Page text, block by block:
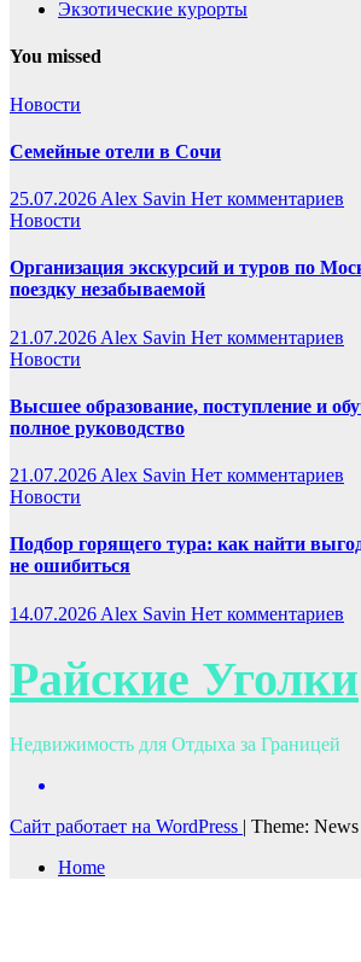
Экзотические курорты
You missed
Новости
Семейные отели в Сочи
25.07.2026 Alex Savin Нет комментариев
Новости
Организация экскурсий и туров по
поездку незабываемой
21.07.2026 Alex Savin Нет комментариев
Новости
Высшее образование, поступление и
полное руководство
21.07.2026 Alex Savin Нет комментариев
Новости
Подбор горящего тура: как найти
не ошибиться
14.07.2026 Alex Savin Нет комментариев
Райские Уголки
Недвижимость для Отдыха за Границей
Сайт работает на WordPress | Theme:
Home